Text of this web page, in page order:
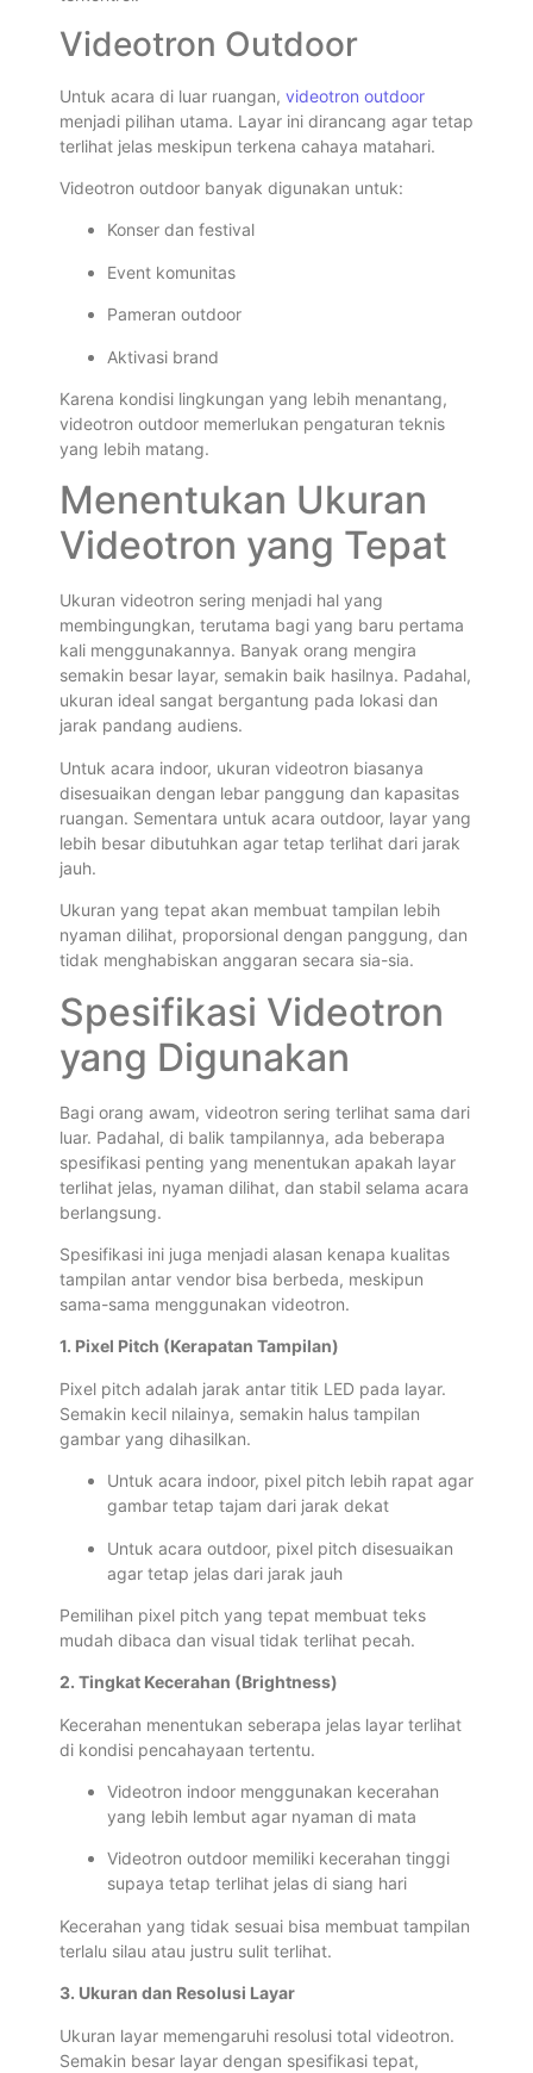
Videotron Outdoor
Untuk acara di luar ruangan, videotron outdoor
menjadi pilihan utama. Layar ini dirancang agar tetap
terlihat jelas meskipun terkena cahaya matahari.
Videotron outdoor banyak digunakan untuk:
Konser dan festival
Event komunitas
Pameran outdoor
Aktivasi brand
Karena kondisi lingkungan yang lebih menantang,
videotron outdoor memerlukan pengaturan teknis
yang lebih matang.
Menentukan Ukuran
Videotron yang Tepat
Ukuran videotron sering menjadi hal yang
membingungkan, terutama bagi yang baru pertama
kali menggunakannya. Banyak orang mengira
semakin besar layar, semakin baik hasilnya. Padahal,
ukuran ideal sangat bergantung pada lokasi dan
jarak pandang audiens.
Untuk acara indoor, ukuran videotron biasanya
disesuaikan dengan lebar panggung dan kapasitas
ruangan. Sementara untuk acara outdoor, layar yang
lebih besar dibutuhkan agar tetap terlihat dari jarak
jauh.
Ukuran yang tepat akan membuat tampilan lebih
nyaman dilihat, proporsional dengan panggung, dan
tidak menghabiskan anggaran secara sia-sia.
Spesifikasi Videotron
yang Digunakan
Bagi orang awam, videotron sering terlihat sama dari
luar. Padahal, di balik tampilannya, ada beberapa
spesifikasi penting yang menentukan apakah layar
terlihat jelas, nyaman dilihat, dan stabil selama acara
berlangsung.
Spesifikasi ini juga menjadi alasan kenapa kualitas
tampilan antar vendor bisa berbeda, meskipun
sama-sama menggunakan videotron.
1. Pixel Pitch (Kerapatan Tampilan)
Pixel pitch adalah jarak antar titik LED pada layar.
Semakin kecil nilainya, semakin halus tampilan
gambar yang dihasilkan.
Untuk acara indoor, pixel pitch lebih rapat agar
gambar tetap tajam dari jarak dekat
Untuk acara outdoor, pixel pitch disesuaikan
agar tetap jelas dari jarak jauh
Pemilihan pixel pitch yang tepat membuat teks
mudah dibaca dan visual tidak terlihat pecah.
2. Tingkat Kecerahan (Brightness)
Kecerahan menentukan seberapa jelas layar terlihat
di kondisi pencahayaan tertentu.
Videotron indoor menggunakan kecerahan
yang lebih lembut agar nyaman di mata
Videotron outdoor memiliki kecerahan tinggi
supaya tetap terlihat jelas di siang hari
Kecerahan yang tidak sesuai bisa membuat tampilan
terlalu silau atau justru sulit terlihat.
3. Ukuran dan Resolusi Layar
Ukuran layar memengaruhi resolusi total videotron.
Semakin besar layar dengan spesifikasi tepat,